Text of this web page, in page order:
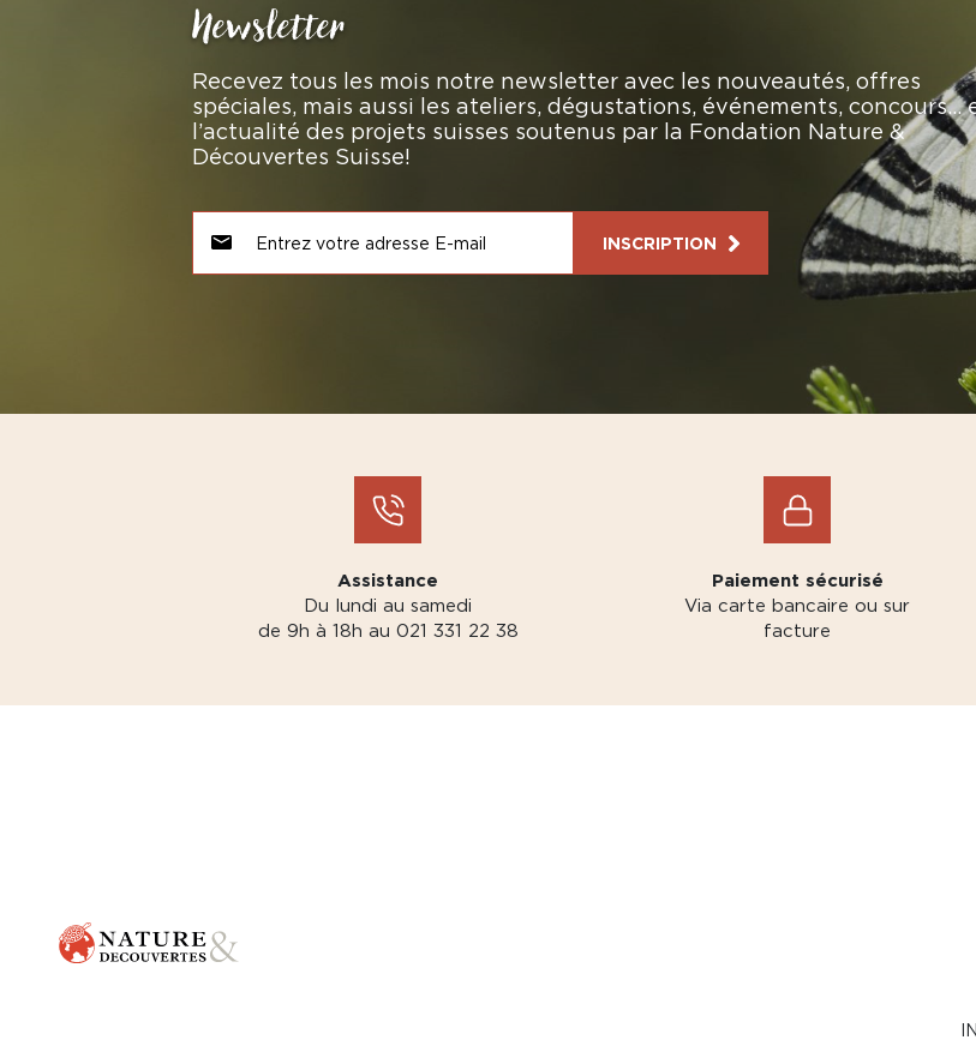
Newsletter
Recevez tous les mois notre newsletter avec les nouveautés, offres
spéciales, mais aussi les ateliers, dégustations, événements, concours…
l’actualité des projets suisses soutenus par la Fondation Nature &
Découvertes Suisse!
INSCRIPTION
Assistance
Du lundi au samedi
de 9h à 18h au 021 331 22 38
Paiement sécurisé
Via carte bancaire ou sur
facture